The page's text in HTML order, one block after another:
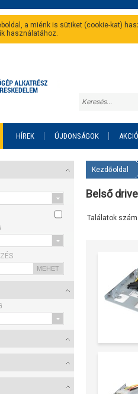
a miénk is sütiket (cookie-kat)
használatához.
HÍREK ÚJDONSÁGOK
Kezdőoldal
Belső
Találatok